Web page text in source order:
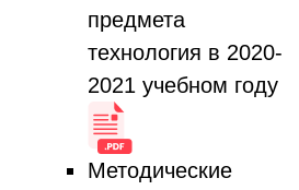
предмета
технология в 2020-
2021 учебном году
Методические